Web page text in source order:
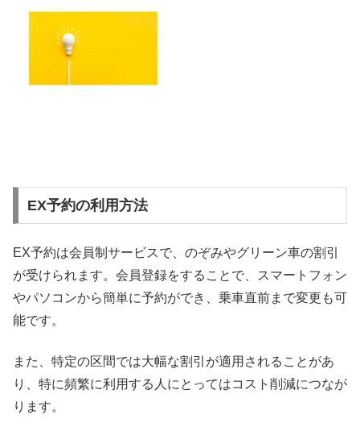
EX予約の利用方法
EX予約は会員制サービスで、のぞみやグリーン車の割引
が受けられます。会員登録をすることで、スマートフォン
やパソコンから簡単に予約ができ、乗車直前まで変更も可
能です。
また、特定の区間では大幅な割引が適用されることがあ
り、特に頻繁に利用する人にとってはコスト削減につなが
ります。